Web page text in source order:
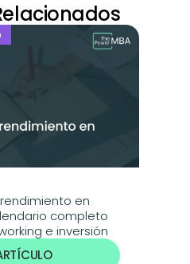
en
completo
e inversión